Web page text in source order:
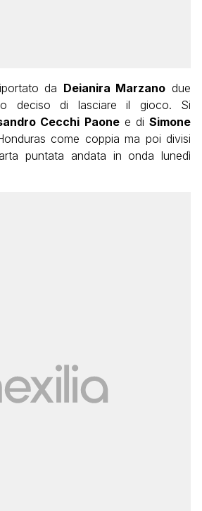
da Deianira Marzano due
deciso di lasciare il gioco. Si
Cecchi Paonee diSimone
come coppia ma poi divisi
puntata andata in onda lunedì